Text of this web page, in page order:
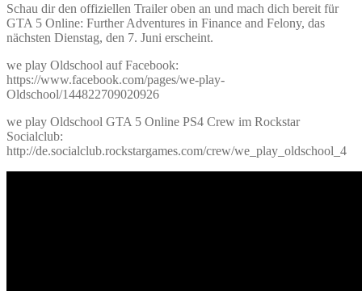
Schau dir den offiziellen Trailer oben an und mach dich bereit für
GTA 5 Online: Further Adventures in Finance and Felony, das
nächsten Dienstag, den 7. Juni erscheint.
we play Oldschool auf Facebook:
https://www.facebook.com/pages/we-play-
Oldschool/144822709020926
we play Oldschool GTA 5 Online PS4 Crew im Rockstar
Socialclub:
http://de.socialclub.rockstargames.com/crew/we_play_oldschool_4